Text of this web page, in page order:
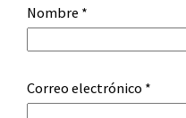
Nombre *
Correo electrónico *